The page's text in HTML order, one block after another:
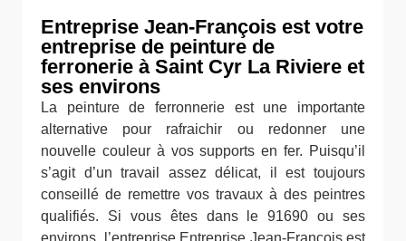
Entreprise Jean-François est votre
entreprise de peinture de
ferronerie à Saint Cyr La Riviere et
ses environs
La peinture de ferronnerie est une importante
alternative pour rafraichir ou redonner une
nouvelle couleur à vos supports en fer. Puisqu’il
s’agit d’un travail assez délicat, il est toujours
conseillé de remettre vos travaux à des peintres
qualifiés. Si vous êtes dans le 91690 ou ses
environs, l’entreprise Entreprise Jean-François est